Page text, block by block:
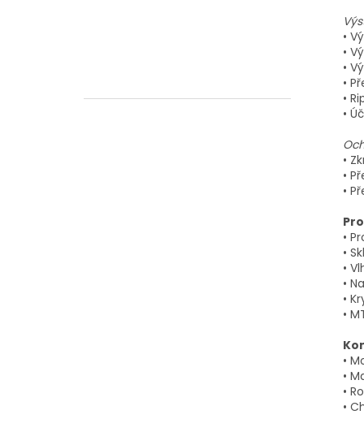
•
•
•
•
•
•
•
•
•
•
•
•
•
•
•
•
•
•
•